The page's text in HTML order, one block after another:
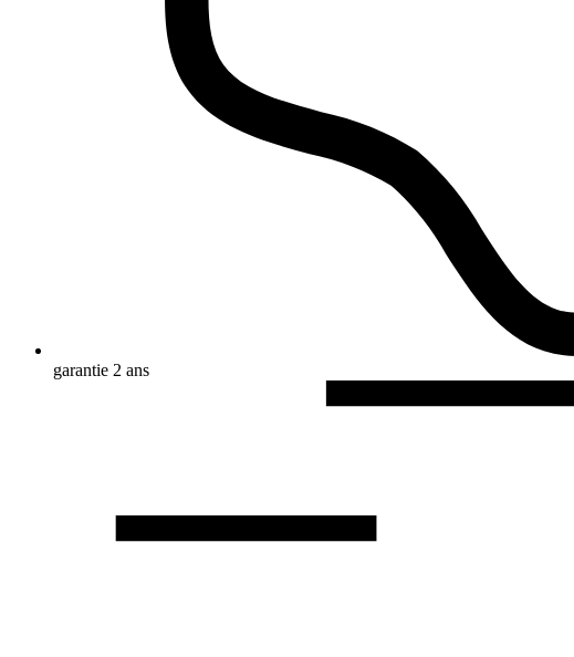
garantie 2 ans